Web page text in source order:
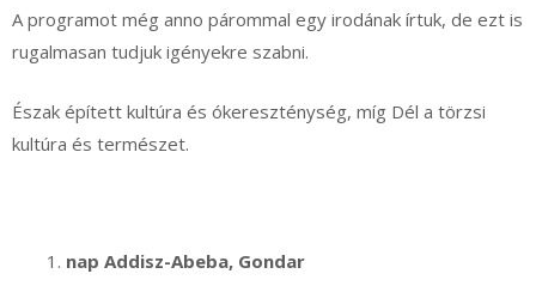
A programot még anno párommal egy irodának írtuk, de ezt is
rugalmasan tudjuk igényekre szabni.
Észak épített kultúra és ókereszténység, míg Dél a törzsi
kultúra és természet.
nap Addisz-Abeba, Gondar